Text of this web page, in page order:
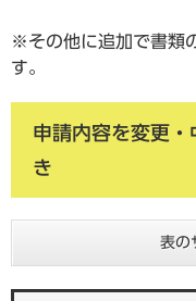
※その他に追加で書類
す。
申請内容を変更・
き
表の